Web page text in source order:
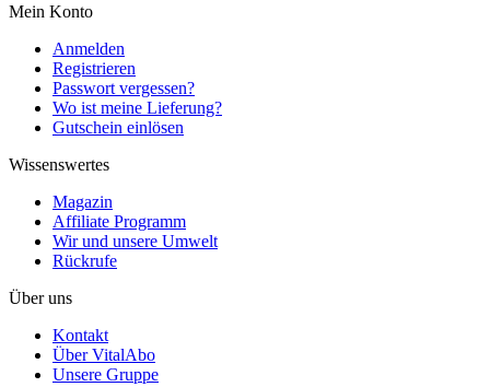
Mein Konto
Anmelden
Registrieren
Passwort vergessen?
Wo ist meine Lieferung?
Gutschein einlösen
Wissenswertes
Magazin
Affiliate Programm
Wir und unsere Umwelt
Rückrufe
Über uns
Kontakt
Über VitalAbo
Unsere Gruppe